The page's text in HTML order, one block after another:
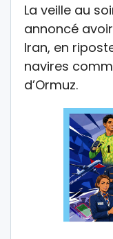
La veille au
annoncé
Iran, en
navires
d’Ormuz.